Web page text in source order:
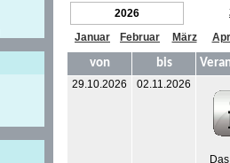
2026
Januar
Februar März
von bis
29.10.2026 02.11.2026